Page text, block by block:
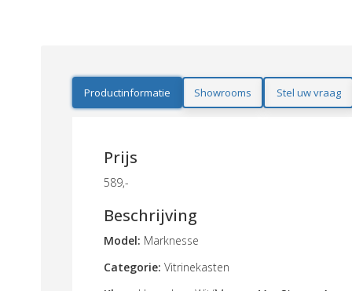
Productinformatie Showrooms Stel uw vraag
Prijs
589,-
Beschrijving
Model: Marknesse
Categorie: Vitrinekasten